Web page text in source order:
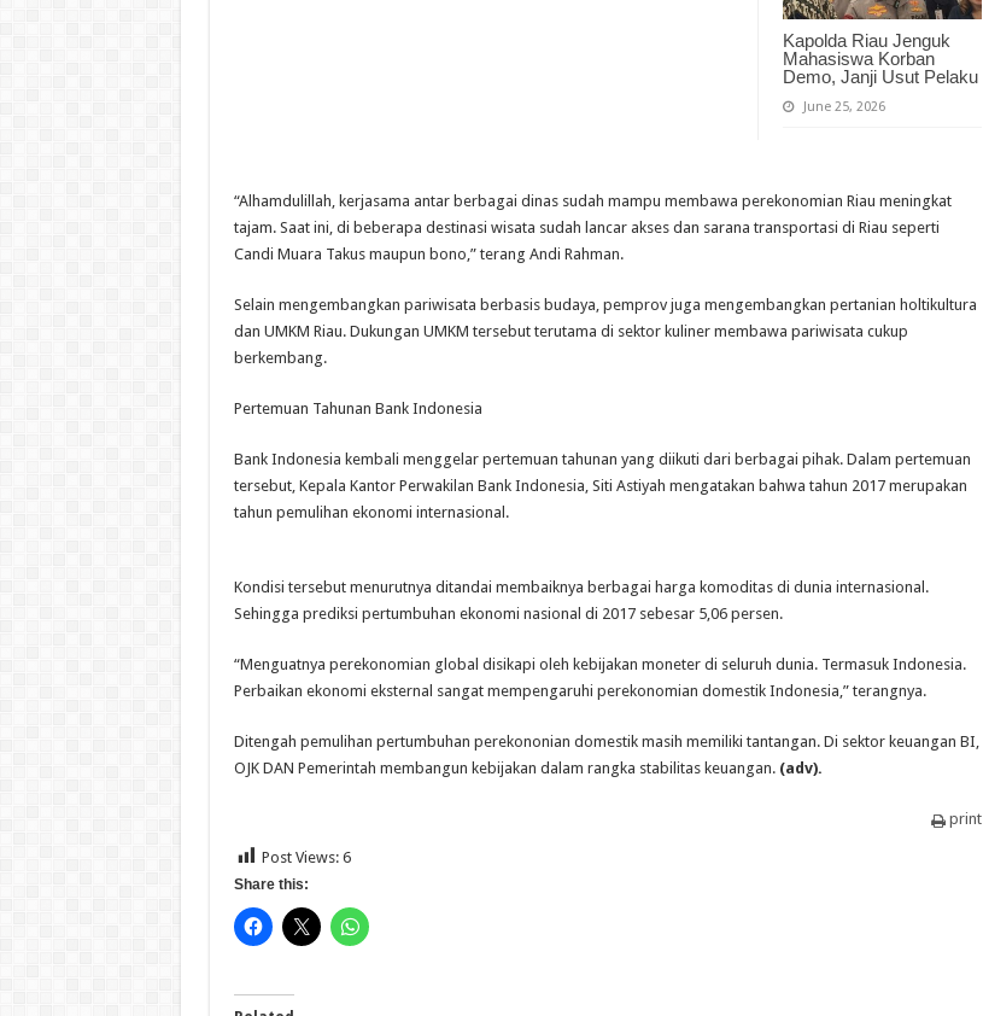
Kapolda Riau Jenguk
Mahasiswa Korban
Demo, Janji Usut Pelaku
June 25, 2026
“Alhamdulillah, kerjasama antar berbagai dinas sudah mampu membawa perekonomian Riau meningkat
tajam. Saat ini, di beberapa destinasi wisata sudah lancar akses dan sarana transportasi di Riau seperti
Candi Muara Takus maupun bono,” terang Andi Rahman.
Selain mengembangkan pariwisata berbasis budaya, pemprov juga mengembangkan pertanian holtikultura
dan UMKM Riau. Dukungan UMKM tersebut terutama di sektor kuliner membawa pariwisata cukup
berkembang.
Pertemuan Tahunan Bank Indonesia
Bank Indonesia kembali menggelar pertemuan tahunan yang diikuti dari berbagai pihak. Dalam pertemuan
tersebut, Kepala Kantor Perwakilan Bank Indonesia, Siti Astiyah mengatakan bahwa tahun 2017 merupakan
tahun pemulihan ekonomi internasional.
Kondisi tersebut menurutnya ditandai membaiknya berbagai harga komoditas di dunia internasional.
Sehingga prediksi pertumbuhan ekonomi nasional di 2017 sebesar 5,06 persen.
“Menguatnya perekonomian global disikapi oleh kebijakan moneter di seluruh dunia. Termasuk Indonesia.
Perbaikan ekonomi eksternal sangat mempengaruhi perekonomian domestik Indonesia,” terangnya.
Ditengah pemulihan pertumbuhan perekononian domestik masih memiliki tantangan. Di sektor keuangan BI,
OJK DAN Pemerintah membangun kebijakan dalam rangka stabilitas keuangan. (adv).
print
Post Views: 6
Share this: